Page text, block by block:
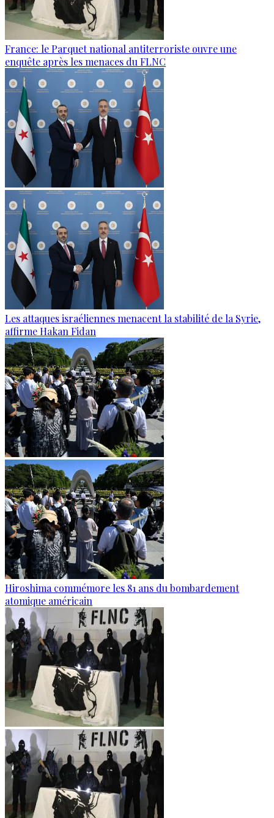
France: le Parquet national antiterroriste ouvre une
enquête après les menaces du FLNC
Les attaques israéliennes menacent la stabilité de la Syrie,
affirme Hakan Fidan
Hiroshima commémore les 81 ans du bombardement
atomique américain